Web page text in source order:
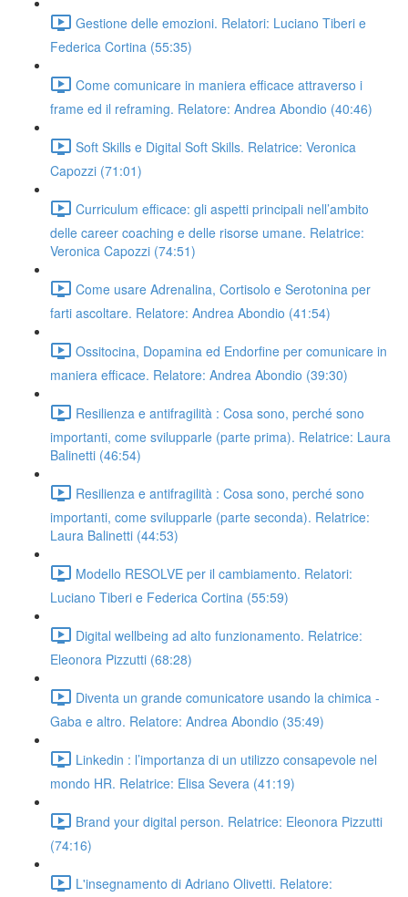
Gestione delle emozioni. Relatori: Luciano Tiberi e
Federica Cortina (55:35)
Come comunicare in maniera efficace attraverso i
frame ed il reframing. Relatore: Andrea Abondio (40:46)
Soft Skills e Digital Soft Skills. Relatrice: Veronica
Capozzi (71:01)
Curriculum efficace: gli aspetti principali nell’ambito
delle career coaching e delle risorse umane. Relatrice:
Veronica Capozzi (74:51)
Come usare Adrenalina, Cortisolo e Serotonina per
farti ascoltare. Relatore: Andrea Abondio (41:54)
Ossitocina, Dopamina ed Endorfine per comunicare in
maniera efficace. Relatore: Andrea Abondio (39:30)
Resilienza e antifragilità : Cosa sono, perché sono
importanti, come svilupparle (parte prima). Relatrice: Laura
Balinetti (46:54)
Resilienza e antifragilità : Cosa sono, perché sono
importanti, come svilupparle (parte seconda). Relatrice:
Laura Balinetti (44:53)
Modello RESOLVE per il cambiamento. Relatori:
Luciano Tiberi e Federica Cortina (55:59)
Digital wellbeing ad alto funzionamento. Relatrice:
Eleonora Pizzutti (68:28)
Diventa un grande comunicatore usando la chimica -
Gaba e altro. Relatore: Andrea Abondio (35:49)
Linkedin : l’importanza di un utilizzo consapevole nel
mondo HR. Relatrice: Elisa Severa (41:19)
Brand your digital person. Relatrice: Eleonora Pizzutti
(74:16)
L'insegnamento di Adriano Olivetti. Relatore: